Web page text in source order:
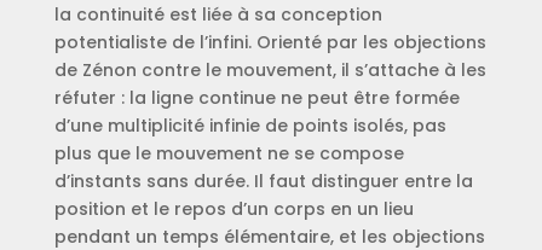
la continuité est liée à sa conception
potentialiste de l’infini. Orienté par les objections
de Zénon contre le mouvement, il s’attache à les
réfuter : la ligne continue ne peut être formée
d’une multiplicité infinie de points isolés, pas
plus que le mouvement ne se compose
d’instants sans durée. Il faut distinguer entre la
position et le repos d’un corps en un lieu
pendant un temps élémentaire, et les objections